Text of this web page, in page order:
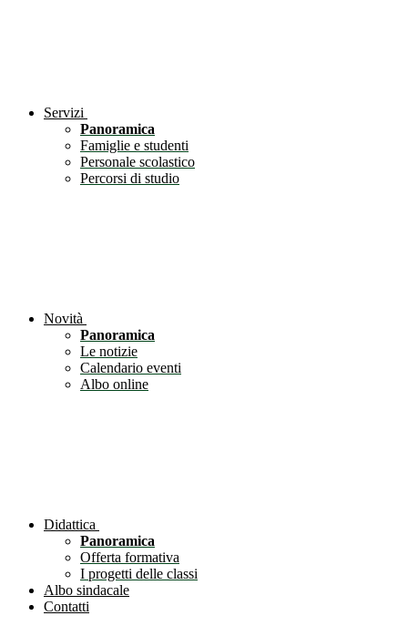
Servizi
Panoramica
Famiglie e studenti
Personale scolastico
Percorsi di studio
Novità
Panoramica
Le notizie
Calendario eventi
Albo online
Didattica
Panoramica
Offerta formativa
I progetti delle classi
Albo sindacale
Contatti